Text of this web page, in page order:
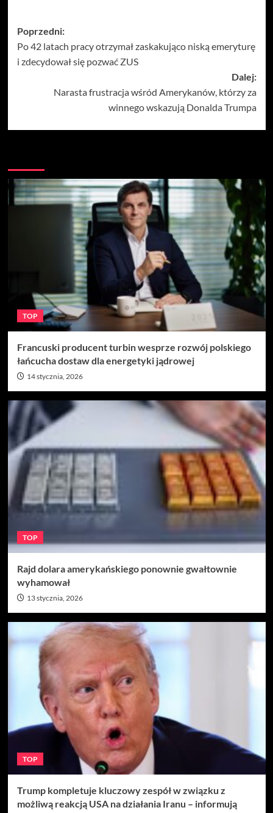
Zobacz
wpisy
Poprzedni:
Po 42 latach pracy otrzymał zaskakująco niską emeryturę
i zdecydował się pozwać ZUS
Dalej:
Narasta frustracja wśród Amerykanów, którzy za
winnego wskazują Donalda Trumpa
TOP
Francuski producent turbin wesprze rozwój polskiego
łańcucha dostaw dla energetyki jądrowej
14 stycznia, 2026
TOP
Rajd dolara amerykańskiego ponownie gwałtownie
wyhamował
13 stycznia, 2026
TOP
Trump kompletuje kluczowy zespół w związku z
możliwą reakcją USA na działania Iranu – informują